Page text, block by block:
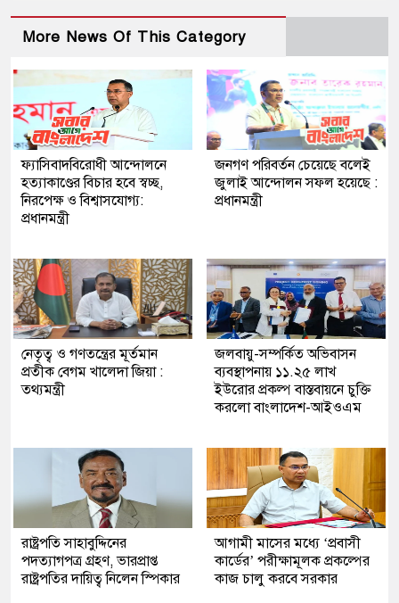
More News Of This Category
ফ্যাসিবাদবিরোধী আন্দোলনে
হত্যাকাণ্ডের বিচার হবে স্বচ্ছ,
নিরপেক্ষ ও বিশ্বাসযোগ্য:
প্রধানমন্ত্রী
জনগণ পরিবর্তন চেয়েছে বলেই
জুলাই আন্দোলন সফল হয়েছে :
প্রধানমন্ত্রী
নেতৃত্ব ও গণতন্ত্রের মূর্তমান
প্রতীক বেগম খালেদা জিয়া :
তথ্যমন্ত্রী
জলবায়ু-সম্পর্কিত অভিবাসন
ব্যবস্থাপনায় ১১.২৫ লাখ
ইউরোর প্রকল্প বাস্তবায়নে চুক্তি
করলো বাংলাদেশ-আইওএম
রাষ্ট্রপতি সাহাবুদ্দিনের
পদত্যাগপত্র গ্রহণ, ভারপ্রাপ্ত
রাষ্ট্রপতির দায়িত্ব নিলেন স্পিকার
আগামী মাসের মধ্যে ‘প্রবাসী
কার্ডের’ পরীক্ষামূলক প্রকল্পের
কাজ চালু করবে সরকার